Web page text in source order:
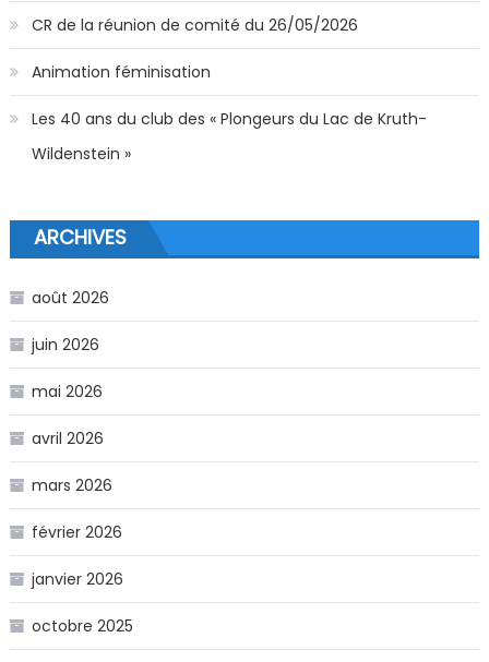
CR de la réunion de comité du 26/05/2026
Animation féminisation
Les 40 ans du club des « Plongeurs du Lac de Kruth-
Wildenstein »
ARCHIVES
août 2026
juin 2026
mai 2026
avril 2026
mars 2026
février 2026
janvier 2026
octobre 2025